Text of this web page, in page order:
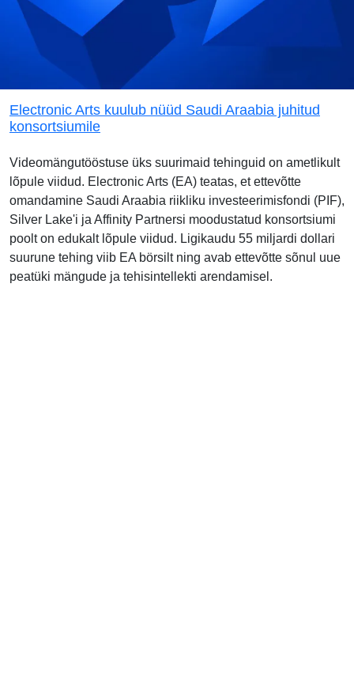
Electronic Arts kuulub nüüd Saudi Araabia juhitud
konsortsiumile
Videomängutööstuse üks suurimaid tehinguid on ametlikult
lõpule viidud. Electronic Arts (EA) teatas, et ettevõtte
omandamine Saudi Araabia riikliku investeerimisfondi (PIF),
Silver Lake'i ja Affinity Partnersi moodustatud konsortsiumi
poolt on edukalt lõpule viidud. Ligikaudu 55 miljardi dollari
suurune tehing viib EA börsilt ning avab ettevõtte sõnul uue
peatüki mängude ja tehisintellekti arendamisel.